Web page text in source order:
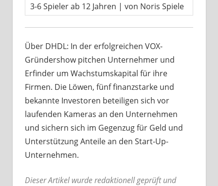
3-6 Spieler ab 12 Jahren | von Noris Spiele
Über DHDL: In der erfolgreichen VOX-
Gründershow pitchen Unternehmer und
Erfinder um Wachstumskapital für ihre
Firmen. Die Löwen, fünf finanzstarke und
bekannte Investoren beteiligen sich vor
laufenden Kameras an den Unternehmen
und sichern sich im Gegenzug für Geld und
Unterstützung Anteile an den Start-Up-
Unternehmen.
Dieser Artikel wurde redaktionell geprüft und